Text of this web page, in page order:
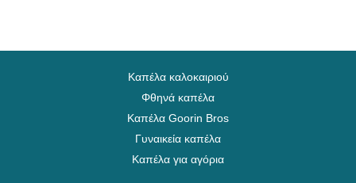
Καπέλα καλοκαιριού
Φθηνά καπέλα
Καπέλα Goorin Bros
Γυναικεία καπέλα
Καπέλα για αγόρια